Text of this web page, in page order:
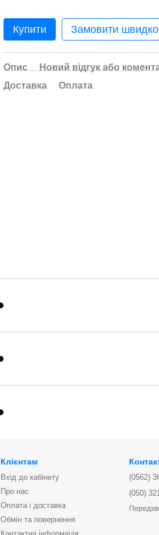
Купити Замовити швидко
Опис
Новий відгук або
Доставка
Оплата
Клієнтам
Вхід до кабінету
Про нас
Оплата і доставка
Обмін та повернення
(0562)
(050)